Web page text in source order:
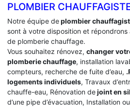
PLOMBIER
Notre équipe deplombier
sont à votre disposition et
de plomberie chauffage.
Vous souhaitez rénovez, changer
plomberie chauffage, installation
compteurs, recherche de fuite d’eau,
logements individuels, Travaux
chauffe-eau, Rénovation dejoint en
d’une pipe d’évacuation, Installation